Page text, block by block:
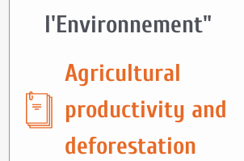
l'Environnement"
Agricultural
productivity and
deforestation